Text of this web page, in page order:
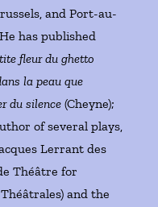
and Port-au-
has published
fleur du ghetto
la peau que
du silence (Cheyne);
of several plays,
Lerrant des
Théâtre for
and the